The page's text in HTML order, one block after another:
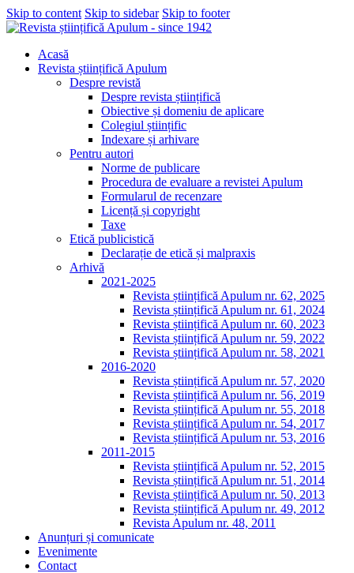
Skip to content Skip to sidebar Skip to footer
Acasă
Revista științifică Apulum
Despre revistă
Despre revista științifică
Obiective și domeniu de aplicare
Colegiul științific
Indexare și arhivare
Pentru autori
Norme de publicare
Procedura de evaluare a revistei Apulum
Formularul de recenzare
Licență și copyright
Taxe
Etică publicistică
Declarație de etică și malpraxis
Arhivă
2021-2025
Revista științifică Apulum nr. 62, 2025
Revista științifică Apulum nr. 61, 2024
Revista științifică Apulum nr. 60, 2023
Revista științifică Apulum nr. 59, 2022
Revista științifică Apulum nr. 58, 2021
2016-2020
Revista științifică Apulum nr. 57, 2020
Revista științifică Apulum nr. 56, 2019
Revista științifică Apulum nr. 55, 2018
Revista științifică Apulum nr. 54, 2017
Revista științifică Apulum nr. 53, 2016
2011-2015
Revista științifică Apulum nr. 52, 2015
Revista științifică Apulum nr. 51, 2014
Revista științifică Apulum nr. 50, 2013
Revista științifică Apulum nr. 49, 2012
Revista Apulum nr. 48, 2011
Anunțuri și comunicate
Evenimente
Contact